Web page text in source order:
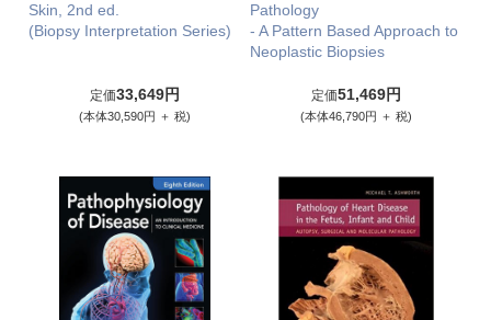
Skin, 2nd ed.
(Biopsy Interpretation Series)
定価33,649円
(本体30,590円 ＋ 税)
Pathology
- A Pattern Based Approach to
Neoplastic Biopsies
定価51,469円
(本体46,790円 ＋ 税)